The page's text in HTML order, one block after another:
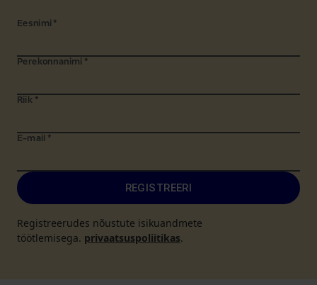
Eesnimi *
Perekonnanimi *
Riik *
E-mail *
REGISTREERI
Registreerudes nõustute isikuandmete
töötlemisega. privaatsuspoliitikas.